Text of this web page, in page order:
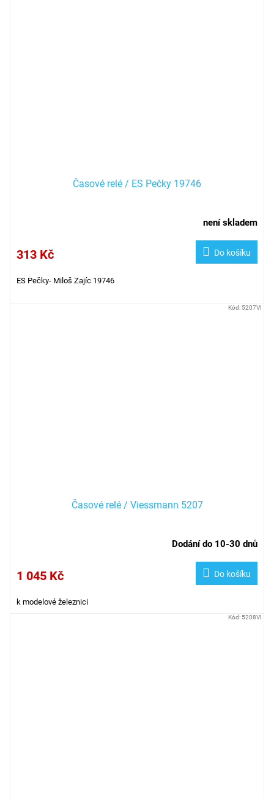
Časové relé / ES Pečky 19746
není skladem
313 Kč Do košíku
ES Pečky- Miloš Zajíc 19746
Časové relé / Viessmann 5207
Dodání do 10-30 dnů
1 045 Kč Do košíku
k modelové železnici
Kód: 5207VI
Kód: 5208VI